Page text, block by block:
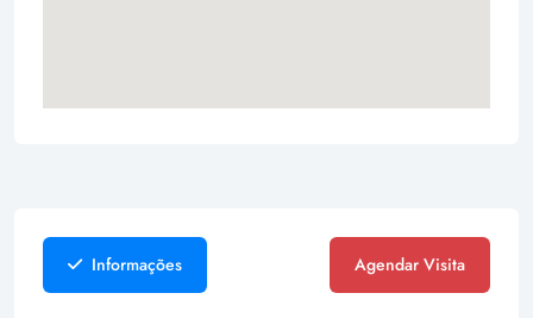
Informações Agendar Visita